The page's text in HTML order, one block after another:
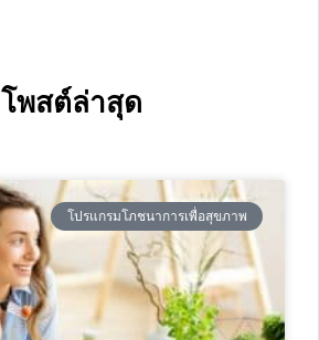
โพสต์ล่าสุด
โปรแกรมโภชนาการเพื่อสุขภาพ